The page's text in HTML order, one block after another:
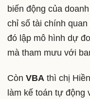
biến động của
chỉ số tài chính
đó lập mô hình dự
mà tham mưu với
Còn VBA thì chị
làm kế toán tự động